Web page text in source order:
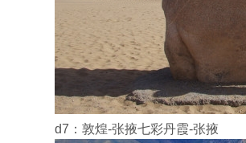
d7：敦煌-张掖七彩丹霞-张掖